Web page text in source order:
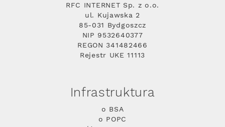
RFC INTERNET Sp. z o.o.
ul. Kujawska 2
85-031 Bydgoszcz
NIP 9532640377
REGON 341482466
Rejestr UKE 11113
Infrastruktura
o BSA
o POPC